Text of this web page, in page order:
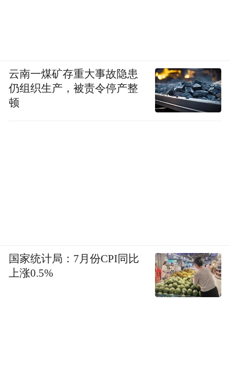
云南一煤矿存重大事故隐患
仍组织生产，被责令停产整
顿
国家统计局：7月份CPI同比
上涨0.5%